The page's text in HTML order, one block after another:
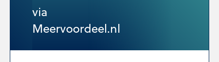
via
Meervoordeel.nl